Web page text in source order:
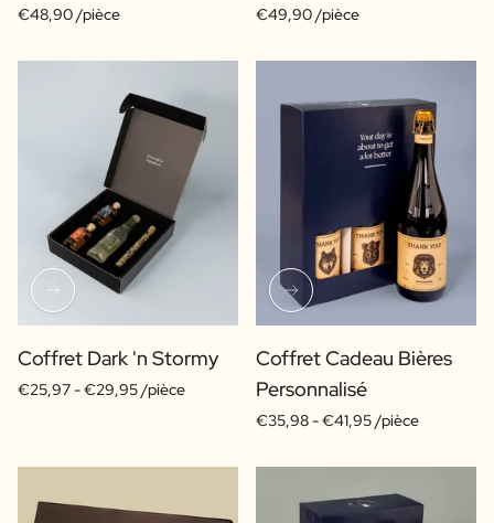
€48,90 /pièce €49,90 /pièce
Coffret Dark 'n Stormy
€25,97 -€29,95 /pièce
Coffret Cadeau Bières
Personnalisé
€35,98 -€41,95 /pièce